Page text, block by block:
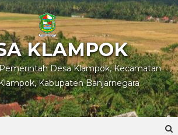
KLAMPOK
Desa Klampok, Kecamatan
Kabupaten Banjarnegara